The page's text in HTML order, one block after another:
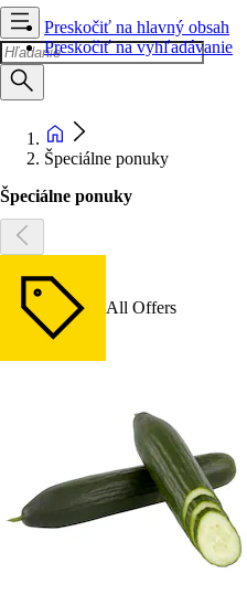
Preskočiť na hlavný obsah
Preskočiť na vyhľadávanie
Špeciálne ponuky
Špeciálne ponuky
All Offers